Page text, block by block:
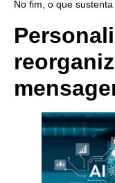
No fim, o que